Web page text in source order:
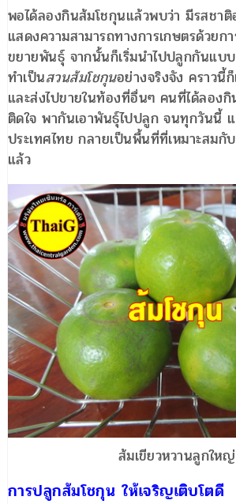
พอได้ลองกินส้มโชกุนแล้วพบว่า มีรสชา
แสดงความสามารถทางการเกษตรด้วยกา
ขยายพันธุ์ จากนั้นก็เริ่มนำไปปลูกกันแบบ
ทำเป็นสวนส้มโชกุนอย่างจริงจัง คราวนี้
และส่งไปขายในท้องที่อื่นๆ คนที่ได้ลอง
ติดใจ พากันเอาพันธุ์ไปปลูก จนทุกวันนี้
ประเทศไทย กลายเป็นพื้นที่ที่เหมาะสมกั
แล้ว
ส้มเขียวหวานลูกใหญ่
การปลูกส้มโชกุน ให้เจริญเติบโตดี